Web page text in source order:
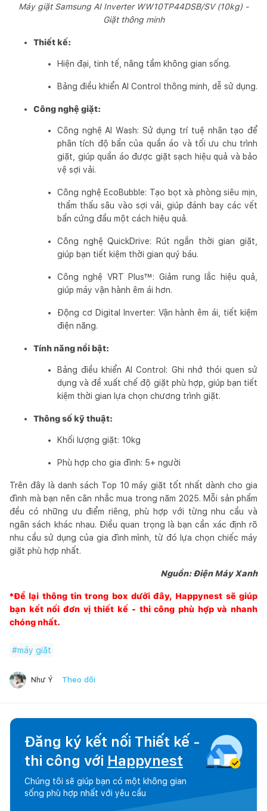
Máy giặt Samsung AI Inverter WW10TP44DSB/SV (10kg) -
Giặt thông minh
Thiết kế:
Hiện đại, tinh tế, nâng tầm không gian sống.
Bảng điều khiển AI Control thông minh, dễ sử dụng.
Công nghệ giặt:
Công nghệ AI Wash: Sử dụng trí tuệ nhân tạo để
phân tích độ bẩn của quần áo và tối ưu chu trình
giặt, giúp quần áo được giặt sạch hiệu quả và bảo
vệ sợi vải.
Công nghệ EcoBubble: Tạo bọt xà phòng siêu mịn,
thẩm thấu sâu vào sợi vải, giúp đánh bay các vết
bẩn cứng đầu một cách hiệu quả.
Công nghệ QuickDrive: Rút ngắn thời gian giặt,
giúp bạn tiết kiệm thời gian quý báu.
Công nghệ VRT Plus™: Giảm rung lắc hiệu quả,
giúp máy vận hành êm ái hơn.
Động cơ Digital Inverter: Vận hành êm ái, tiết kiệm
điện năng.
Tính năng nổi bật:
Bảng điều khiển AI Control: Ghi nhớ thói quen sử
dụng và đề xuất chế độ giặt phù hợp, giúp bạn tiết
kiệm thời gian lựa chọn chương trình giặt.
Thông số kỹ thuật:
Khối lượng giặt: 10kg
Phù hợp cho gia đình: 5+ người
Trên đây là danh sách Top 10 máy giặt tốt nhất dành cho gia
đình mà bạn nên cân nhắc mua trong năm 2025. Mỗi sản phẩm
đều có những ưu điểm riêng, phù hợp với từng nhu cầu và
ngân sách khác nhau. Điều quan trọng là bạn cần xác định rõ
nhu cầu sử dụng của gia đình mình, từ đó lựa chọn chiếc máy
giặt phù hợp nhất.
Nguồn: Điện Máy Xanh
*Để lại thông tin trong box dưới đây, Happynest sẽ giúp
bạn kết nối đơn vị thiết kế - thi công phù hợp và nhanh
chóng nhất.
#máy giặt
Như Ý Theo dõi
Đăng ký kết nối Thiết kế -
thi công với Happynest
Chúng tôi sẽ giúp bạn có một không gian
sống phù hợp nhất với yêu cầu